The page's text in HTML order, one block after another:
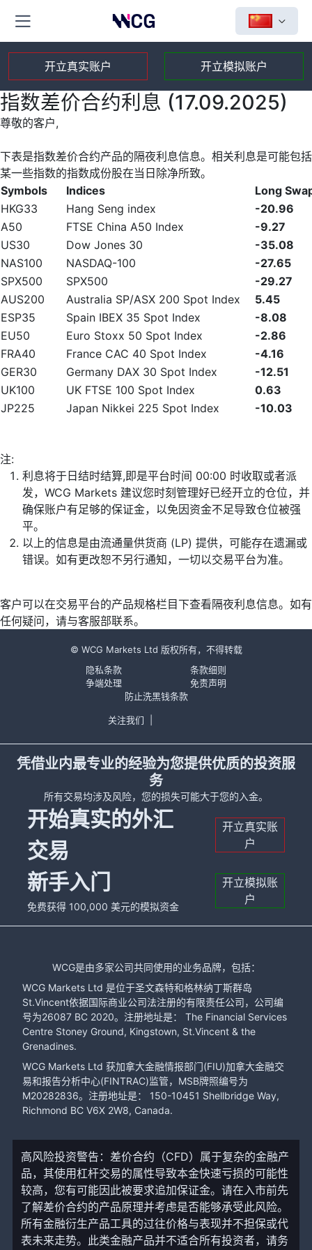
开立真实账户 开立模拟账户
指数差价合约利息 (17.09.2025)
尊敬的客户,
下表是指数差价合约产品的隔夜利息信息。相关利息是可能包括
某一些指数的指数成份股在当日除净所致。
Symbols
Indices
Long
HKG33
Hang Seng index
-20.96
A50
FTSE China A50 Index
-9.27
US30
Dow Jones 30
-35.08
NAS100
NASDAQ-100
-27.65
SPX500
SPX500
-29.27
AUS200
Australia SP/ASX 200 Spot Index
5.45
ESP35
Spain IBEX 35 Spot Index
-8.08
EU50
Euro Stoxx 50 Spot Index
-2.86
FRA40
France CAC 40 Spot Index
-4.16
GER30
Germany DAX 30 Spot Index
-12.51
UK100
UK FTSE 100 Spot Index
0.63
JP225
Japan Nikkei 225 Spot Index -10.03
注:
利息将于日结时结算,即是平台时间 00:00 时收取或者派
发，WCG Markets 建议您时刻管理好已经开立的仓位，并
确保账户有足够的保证金，以免因资金不足导致仓位被强
平。
以上的信息是由流通量供货商 (LP) 提供，可能存在遗漏或
错误。如有更改恕不另行通知，一切以交易平台为准。
客户可以在交易平台的产品规格栏目下查看隔夜利息信息。如有
任何疑问，请与客服部联系。
© WCG Markets Ltd 版权所有，不得转载
隐私条款
条款细则
争端处理
免责声明
防止洗黑钱条款
关注我们
凭借业内最专业的经验为您提供优质的投资服
务
所有交易均涉及风险，您的损失可能大于您的入金。
开始真实的外汇
交易
开立真实账
户
新手入门
免费获得 100,000 美元的模拟资金
开立模拟账
户
WCG是由多家公司共同使用的业务品牌，包括：
WCG Markets Ltd 是位于圣文森特和格林纳丁斯群岛
St.Vincent依据国际商业公司法注册的有限责任公司，公司编
号为26087 BC 2020。注册地址是： The Financial Services
Centre Stoney Ground, Kingstown, St.Vincent & the
Grenadines.
WCG Markets Ltd 获加拿大金融情报部门(FIU)加拿大金融交
易和报告分析中心(FINTRAC)监管，MSB牌照编号为
M20282836。注册地址是： 150-10451 Shellbridge Way,
Richmond BC V6X 2W8, Canada.
高风险投资警告：差价合约（CFD）属于复杂的金融产
品，其使用杠杆交易的属性导致本金快速亏损的可能性
较高，您有可能因此被要求追加保证金。请在入市前先
了解差价合约的产品原理并考虑是否能够承受此风险。
所有金融衍生产品工具的过往价格与表现并不担保或代
表未来走势。此类金融产品并不适合所有投资者，请务